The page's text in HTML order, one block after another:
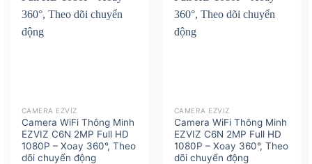
CAMERA EZVIZ
Camera WiFi Thông Minh
EZVIZ C6N 2MP Full HD
1080P – Xoay 360°, Theo
dõi chuyển động
CAMERA EZVIZ
Camera WiFi Thông Minh
EZVIZ C6N 2MP Full HD
1080P – Xoay 360°, Theo
dõi chuyển động